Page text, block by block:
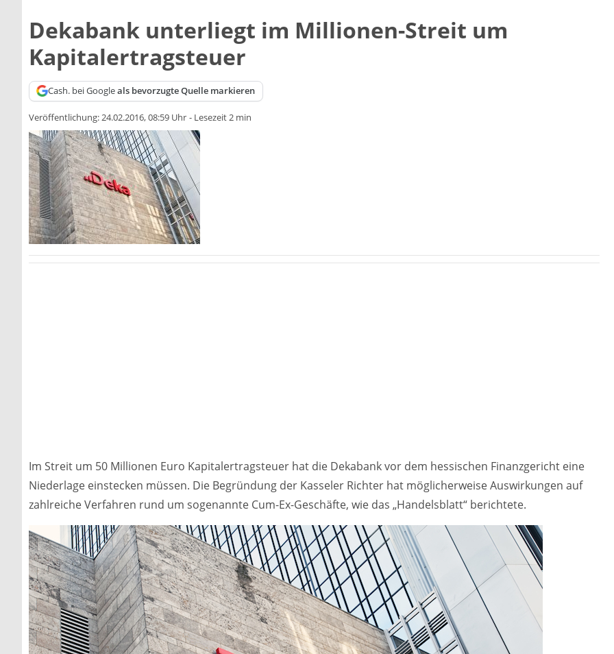
Dekabank unterliegt im Millionen-Streit um
Kapitalertragsteuer
Cash. bei Googleals bevorzugte Quelle markieren
Veröffentlichung:24.02.2016, 08:59 Uhr - Lesezeit 2 min
Im Streit um 50 Millionen Euro Kapitalertragsteuer hat die Dekabank vor dem hessischen Finanzgericht eine
Niederlage einstecken müssen. Die Begründung der Kasseler Richter hat möglicherweise Auswirkungen auf
zahlreiche Verfahren rund um sogenannte Cum-Ex-Geschäfte, wie das „Handelsblatt“ berichtete.